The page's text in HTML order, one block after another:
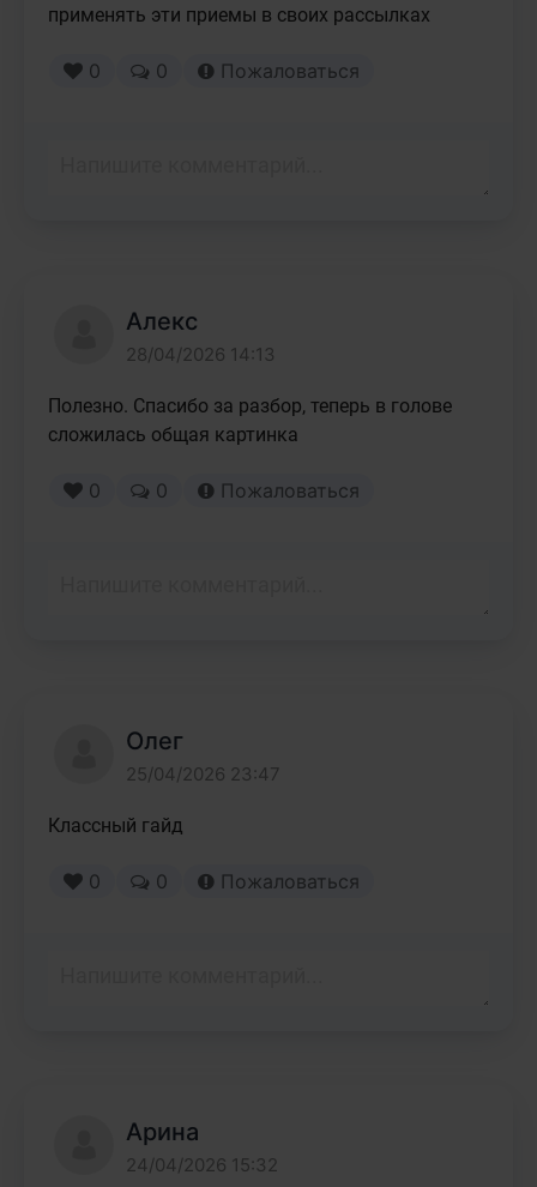
применять эти приемы в своих рассылках
0 0 Пожаловаться
Алекс
28/04/2026 14:13
Полезно. Спасибо за разбор, теперь в голове
сложилась общая картинка
0 0 Пожаловаться
Олег
25/04/2026 23:47
Классный гайд
0 0 Пожаловаться
Арина
24/04/2026 15:32